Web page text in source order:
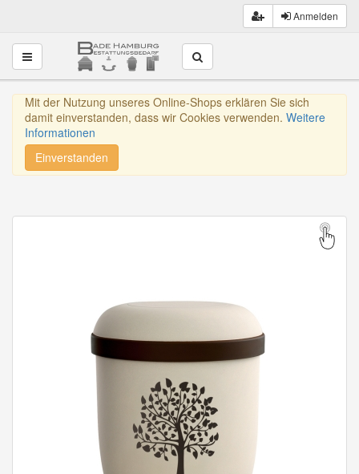
Anmelden
Toggle navigation
Mit der Nutzung unseres Online-Shops erklären Sie sich
damit einverstanden, dass wir Cookies verwenden. Weitere
Informationen
Einverstanden